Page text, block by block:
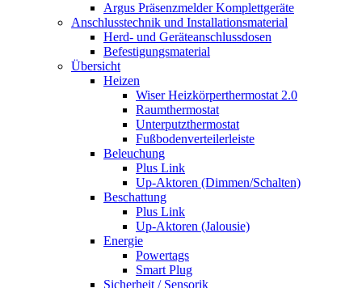
Argus Präsenzmelder Komplettgeräte
Anschlusstechnik und Installationsmaterial
Herd- und Geräteanschlussdosen
Befestigungsmaterial
Übersicht
Heizen
Wiser Heizkörperthermostat 2.0
Raumthermostat
Unterputzthermostat
Fußbodenverteilerleiste
Beleuchung
Plus Link
Up-Aktoren (Dimmen/Schalten)
Beschattung
Plus Link
Up-Aktoren (Jalousie)
Energie
Powertags
Smart Plug
Sicherheit / Sensorik